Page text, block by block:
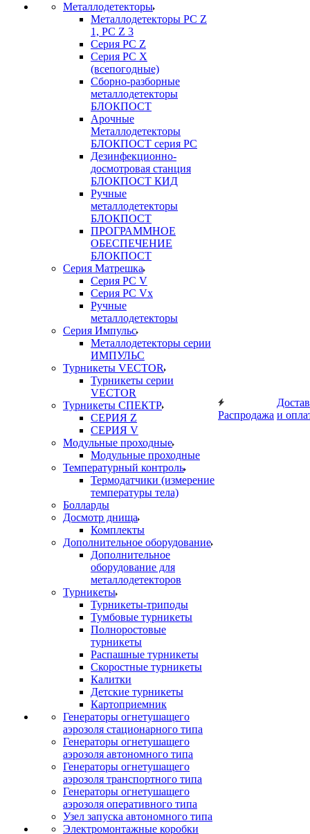
Металлодетекторы
Металлодетекторы РС Z
1, PC Z 3
Серия РС Z
Серия РС X
(всепогодные)
Сборно-разборные
металлодетекторы
БЛОКПОСТ
Арочные
Металлодетекторы
БЛОКПОСТ серия РС
Дезинфекционно-
досмотровая станция
БЛОКПОСТ КИД
Ручные
металлодетекторы
БЛОКПОСТ
ПРОГРАММНОЕ
ОБЕСПЕЧЕНИЕ
БЛОКПОСТ
Серия Матрешка
Серия PC V
Серия PC Vx
Ручные
металлодетекторы
Серия Импульс
Металлодетекторы серии
ИМПУЛЬС
Турникеты VECTOR
Турникеты серии
VECTOR
Турникеты СПЕКТР
СЕРИЯ Z
СЕРИЯ V
Модульные проходные
Модульные проходные
Температурный контроль
Термодатчики (измерение
температуры тела)
Болларды
Досмотр днища
Комплекты
Дополнительное оборудование
Дополнительное
оборудование для
металлодетекторов
Турникеты
Турникеты-триподы
Тумбовые турникеты
Полноростовые
турникеты
Распашные турникеты
Скоростные турникеты
Калитки
Детские турникеты
Картоприемник
Генераторы огнетушащего
аэрозоля стационарного типа
Генераторы огнетушащего
аэрозоля автономного типа
Генераторы огнетушащего
аэрозоля транспортного типа
Генераторы огнетушащего
аэрозоля оперативного типа
Узел запуска автономного типа
Электромонтажные коробки
Распродажа и